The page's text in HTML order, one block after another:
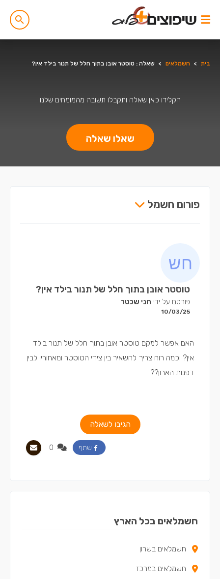
בית > חשמלאים > שאלה : טוסטר אובן בתוך חלל של תנור בילד אין?
הקלידו כאן שאלה ותקבלו תשובה מהמומחים שלנו
שאלו שאלה
פורום חשמל
טוסטר אובן בתוך חלל של תנור בילד אין?
פורסם על ידי חני שכטר
10/03/25
האם אפשר למקם טוסטר אובן בתוך חלל של תנור בילד
אין? וכמה רוח צריך להשאיר בין צידי הטוסטר ומאחוריו לבין
דפנות הארון??
הגיבו לשאלה
שתף
חשמלאים בכל הארץ
חשמלאים בשרון
חשמלאים במרכז